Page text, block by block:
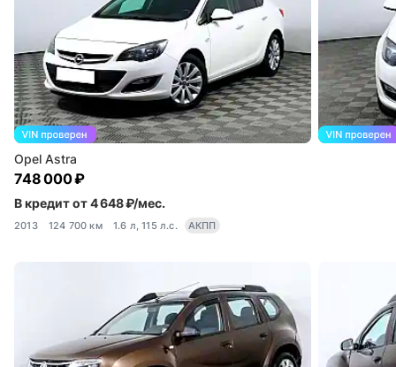
Opel Astra
748 000 ₽
В кредит от 4 648 ₽/мес.
2013 124 700 км 1.6 л, 115 л.с. АКПП